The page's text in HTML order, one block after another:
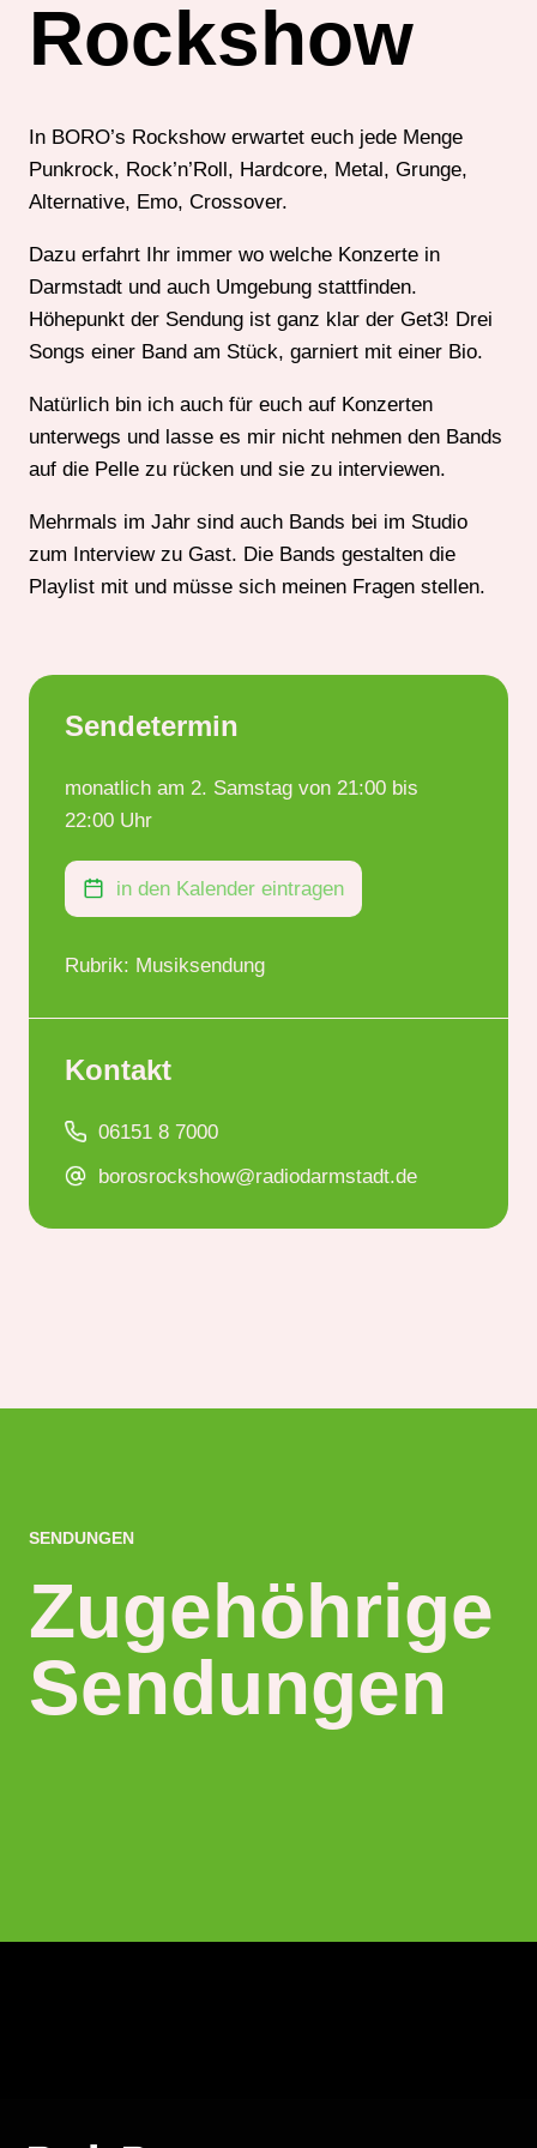
Rockshow
In BORO’s Rockshow erwartet euch jede Menge
Punkrock, Rock’n’Roll, Hardcore, Metal, Grunge,
Alternative, Emo, Crossover.
Dazu erfahrt Ihr immer wo welche Konzerte in
Darmstadt und auch Umgebung stattfinden.
Höhepunkt der Sendung ist ganz klar der Get3! Drei
Songs einer Band am Stück, garniert mit einer Bio.
Natürlich bin ich auch für euch auf Konzerten
unterwegs und lasse es mir nicht nehmen den Bands
auf die Pelle zu rücken und sie zu interviewen.
Mehrmals im Jahr sind auch Bands bei im Studio
zum Interview zu Gast. Die Bands gestalten die
Playlist mit und müsse sich meinen Fragen stellen.
Sendetermin
monatlich am 2. Samstag von 21:00 bis
22:00 Uhr
in den Kalender eintragen
Rubrik: Musiksendung
Kontakt
06151 8 7000
borosrockshow@radiodarmstadt.de
SENDUNGEN
Zugehöhrige
Sendungen